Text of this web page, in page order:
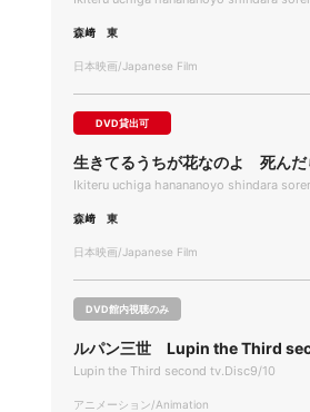
森﨑 東
日本映画/Japanese Film
DVD貸出可
生きてるうちが花なのよ 死んだ
Ikiteru uchiga hanananoyo shindara
森﨑 東
日本映画/Japanese Film
DVD館内視聴のみ
ルパン三世 Lupin the Third
Lupin the Third second tv.Disc9/10
アニメーション/Animation